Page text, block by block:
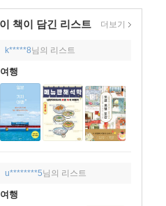
이 책이 담긴 리스트 더보기
k*****8님의 리스트
여행
u********5님의 리스트
여행